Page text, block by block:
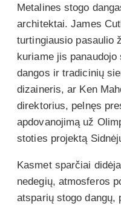
Metalines stogo
architektai. James
turtingiausio pasaulio
kuriame jis
dangos ir tradicinių
dizaineris, ar Ken
direktorius, pelnęs
apdovanojimą už
stoties projektą
Kasmet sparčiai
nedegių, atmosferos
atsparių stogo dangų,